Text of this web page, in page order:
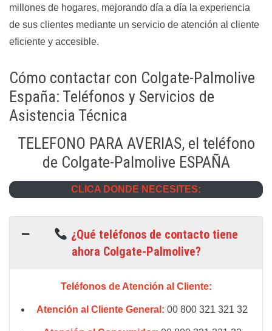
millones de hogares, mejorando día a día la experiencia
de sus clientes mediante un servicio de atención al cliente
eficiente y accesible.
Cómo contactar con Colgate-Palmolive
España: Teléfonos y Servicios de
Asistencia Técnica
TELEFONO PARA AVERIAS, el teléfono
de Colgate-Palmolive ESPAÑA
CLICA DONDE NECESITES:
¿Qué teléfonos de contacto tiene
ahora Colgate-Palmolive?
Teléfonos de Atención al Cliente:
Atención al Cliente General: 00 800 321 321 32